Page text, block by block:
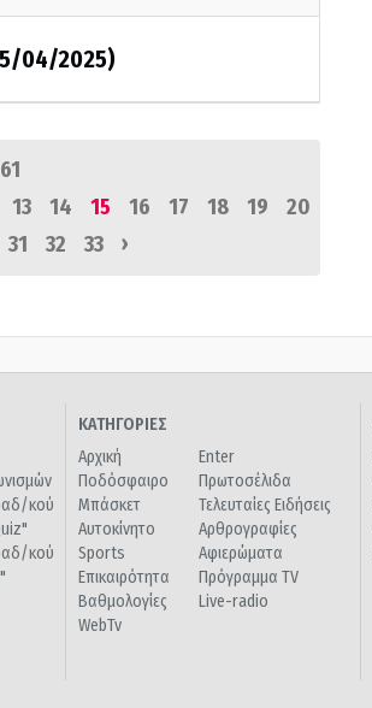
04/2025)
13 14 15 16 17 18 19
20
31 32 33 ›
κού
κού
ΚΑΤΗΓΟΡΙΕΣ
Αρχική
Ποδόσφαιρο
Μπάσκετ
Αυτοκίνητο
Sports
Επικαιρότητα
Βαθμολογίες
WebTv
Enter
Πρωτοσέλιδα
Τελευταίες Ειδήσεις
Αρθρογραφίες
Αφιερώματα
Πρόγραμμα TV
Live-radio